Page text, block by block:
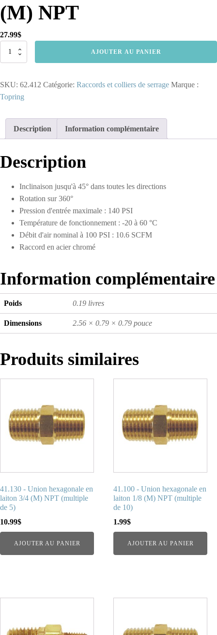
(M) NPT
27.99$
quantité
Adaptateur
pivotant
(M)
AJOUTER AU PANIER
SKU: 62.412 Catégorie: Raccords et colliers de serrage Marque :
Topring
Description Information complémentaire
Description
Inclinaison jusqu'à 45° dans toutes les directions
Rotation sur 360°
Pression d'entrée maximale : 140 PSI
Température de fonctionnement : -20 à 60 °C
Débit d'air nominal à 100 PSI : 10.6 SCFM
Raccord en acier chromé
Information complémentaire
Poids 0.19 livres
Dimensions 2.56 × 0.79 × 0.79 pouce
Produits similaires
41.130 - Union hexagonale en
laiton 3/4 (M) NPT (multiple
de 5)
10.99$
AJOUTER AU PANIER
41.100 - Union hexagonale en
laiton 1/8 (M) NPT (multiple
de 10)
1.99$
AJOUTER AU PANIER